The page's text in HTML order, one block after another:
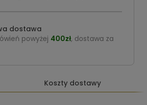
dostawa
powyżej 400zł, dostawa za
Koszty dostawy